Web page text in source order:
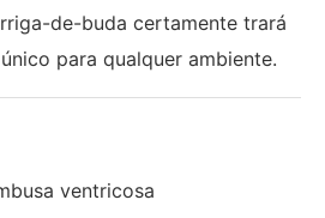
de-buda certamente trará
para qualquer ambiente.
ventricosa